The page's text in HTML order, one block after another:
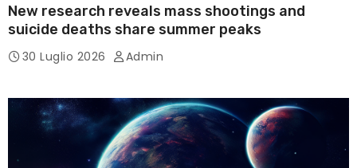
New research reveals mass shootings and
suicide deaths share summer peaks
30 Luglio 2026 Admin